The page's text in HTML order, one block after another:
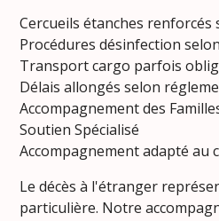
Cercueils étanches renforcés
Procédures désinfection
Transport cargo parfois
Délais allongés selon
Accompagnement des
Soutien Spécialisé
Accompagnement adapté
Le décès à l'étranger
particulière. Notre